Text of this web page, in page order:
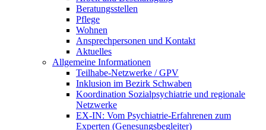
Beratungsstellen
Pflege
Wohnen
Ansprechpersonen und Kontakt
Aktuelles
Allgemeine Informationen
Teilhabe-Netzwerke / GPV
Inklusion im Bezirk Schwaben
Koordination Sozialpsychiatrie und regionale
Netzwerke
EX-IN: Vom Psychiatrie-Erfahrenen zum
Experten (Genesungsbegleiter)